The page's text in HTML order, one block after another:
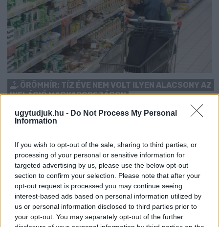
ugytudjuk.hu - Do Not Process My Personal
Information
If you wish to opt-out of the sale, sharing to third parties, or
processing of your personal or sensitive information for
targeted advertising by us, please use the below opt-out
section to confirm your selection. Please note that after your
opt-out request is processed you may continue seeing
interest-based ads based on personal information utilized by
us or personal information disclosed to third parties prior to
your opt-out. You may separately opt-out of the further
ÖRÖMHÍR: TÍZ ÉVE NEM VOLT ILYEN ALACSONY AZ
INFLÁCIÓ MAGYARORSZÁGON
Júliusban mindössze 1,2 százalékkal emelkedtek éves
összevetésben a fogyasztói árak, miközben az élelmiszerek ára
Szólj hozzá!